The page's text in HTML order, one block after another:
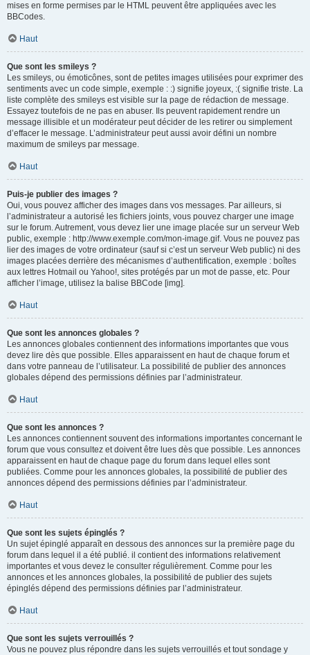
mises en forme permises par le HTML peuvent être appliquées avec les
BBCodes.
Haut
Que sont les smileys ?
Les smileys, ou émoticônes, sont de petites images utilisées pour exprimer des
sentiments avec un code simple, exemple : :) signifie joyeux, :( signifie triste. La
liste complète des smileys est visible sur la page de rédaction de message.
Essayez toutefois de ne pas en abuser. Ils peuvent rapidement rendre un
message illisible et un modérateur peut décider de les retirer ou simplement
d’effacer le message. L’administrateur peut aussi avoir défini un nombre
maximum de smileys par message.
Haut
Puis-je publier des images ?
Oui, vous pouvez afficher des images dans vos messages. Par ailleurs, si
l’administrateur a autorisé les fichiers joints, vous pouvez charger une image
sur le forum. Autrement, vous devez lier une image placée sur un serveur Web
public, exemple : http://www.exemple.com/mon-image.gif. Vous ne pouvez pas
lier des images de votre ordinateur (sauf si c’est un serveur Web public) ni des
images placées derrière des mécanismes d’authentification, exemple : boîtes
aux lettres Hotmail ou Yahoo!, sites protégés par un mot de passe, etc. Pour
afficher l’image, utilisez la balise BBCode [img].
Haut
Que sont les annonces globales ?
Les annonces globales contiennent des informations importantes que vous
devez lire dès que possible. Elles apparaissent en haut de chaque forum et
dans votre panneau de l’utilisateur. La possibilité de publier des annonces
globales dépend des permissions définies par l’administrateur.
Haut
Que sont les annonces ?
Les annonces contiennent souvent des informations importantes concernant le
forum que vous consultez et doivent être lues dès que possible. Les annonces
apparaissent en haut de chaque page du forum dans lequel elles sont
publiées. Comme pour les annonces globales, la possibilité de publier des
annonces dépend des permissions définies par l’administrateur.
Haut
Que sont les sujets épinglés ?
Un sujet épinglé apparaît en dessous des annonces sur la première page du
forum dans lequel il a été publié. il contient des informations relativement
importantes et vous devez le consulter régulièrement. Comme pour les
annonces et les annonces globales, la possibilité de publier des sujets
épinglés dépend des permissions définies par l’administrateur.
Haut
Que sont les sujets verrouillés ?
Vous ne pouvez plus répondre dans les sujets verrouillés et tout sondage y